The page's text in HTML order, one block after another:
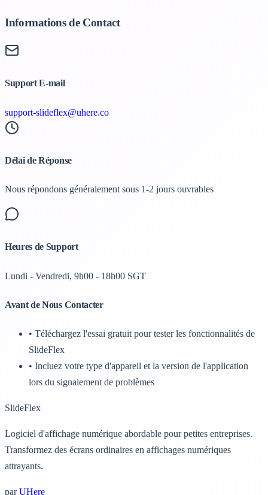
Informations de Contact
Support E-mail
support-slideflex@uhere.co
Délai de Réponse
Nous répondons généralement sous 1-2 jours ouvrables
Heures de Support
Lundi - Vendredi, 9h00 - 18h00 SGT
Avant de Nous Contacter
• Téléchargez l'essai gratuit pour tester les fonctionnalités de
SlideFlex
• Incluez votre type d'appareil et la version de l'application
lors du signalement de problèmes
SlideFlex
Logiciel d'affichage numérique abordable pour petites entreprises.
Transformez des écrans ordinaires en affichages numériques
attrayants.
parUHere